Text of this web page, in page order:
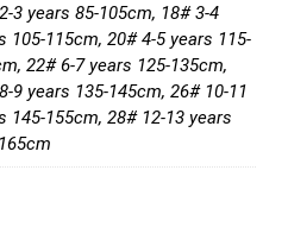
3 years 85-105cm, 18# 3-4
105-115cm, 20# 4-5 years 115-
22# 6-7 years 125-135cm,
9 years 135-145cm, 26# 10-11
145-155cm, 28# 12-13 years